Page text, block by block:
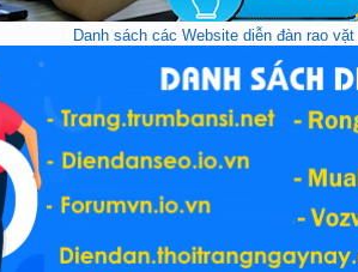
Danh sách các Website diễn đàn rao vặt